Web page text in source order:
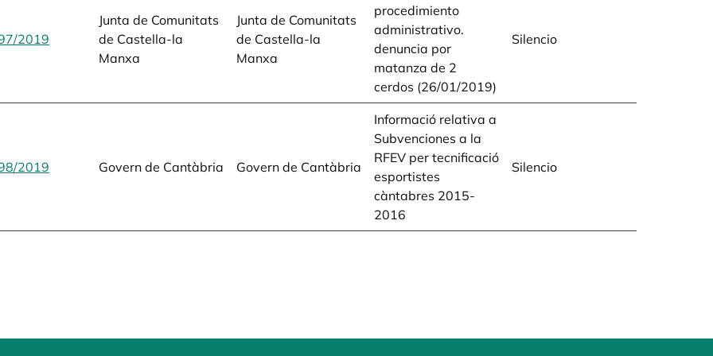
2019 opens in a new tab
Junta de Comunitats
de Castella-la
Manxa
Junta de Comunitats
de Castella-la
Manxa
procedimiento
administrativo.
denuncia por
matanza de 2
cerdos (26/01/2019)
Silencio
2019 opens in a new tab
Govern de Cantàbria Govern de Cantàbria
Informació relativa a
Subvenciones a la
RFEV per tecnificació
esportistes
càntabres 2015-
2016
Silencio